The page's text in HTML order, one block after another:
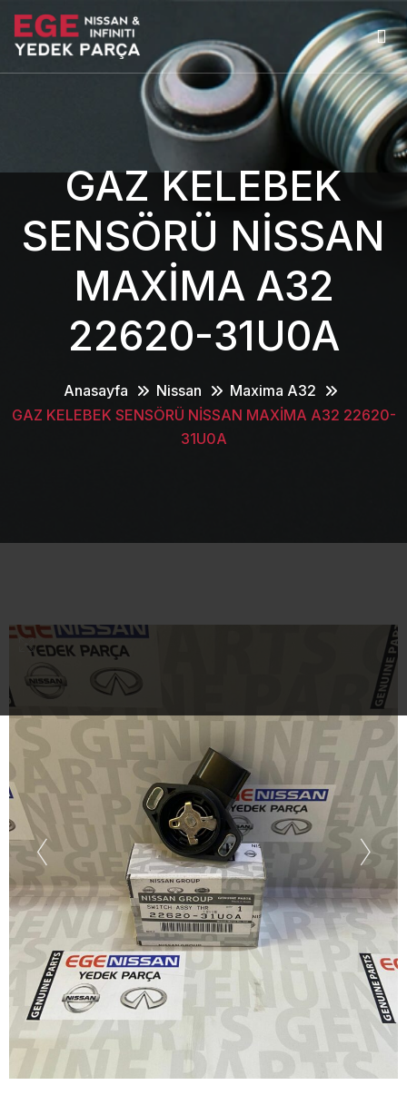
GAZ KELEBEK
SENSÖRÜ NİSSAN
MAXİMA A32
22620-31U0A
Anasayfa Nissan
Maxima A32
GAZ KELEBEK SENSÖRÜ NİSSAN MAXİMA A32 22620-
31U0A